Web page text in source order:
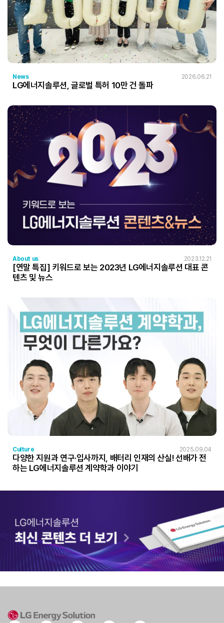
News 2026.06.21
LG에너지솔루션, 글로벌 특허 10만 건 돌파
About us 2023.12.21
[연말 특집] 키워드로 보는 2023년 LG에너지솔루션 대표 콘
텐츠 및 뉴스
Culture 2025.09.04
다양한 지원과 연구·입사까지, 배터리 인재의 산실! 선배가 전
하는 LG에너지솔루션 계약학과 이야기